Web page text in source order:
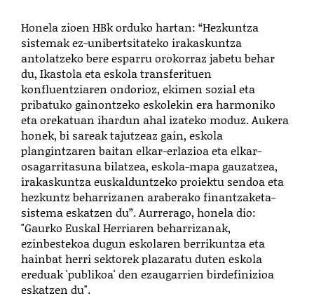
Honela zioen HBk orduko hartan: “Hezkuntza
sistemak ez-unibertsitateko irakaskuntza
antolatzeko bere esparru orokorraz jabetu behar
du, Ikastola eta eskola transferituen
konfluentziaren ondorioz, ekimen sozial eta
pribatuko gainontzeko eskolekin era harmoniko
eta orekatuan ihardun ahal izateko moduz. Aukera
honek, bi sareak tajutzeaz gain, eskola
plangintzaren baitan elkar-erlazioa eta elkar-
osagarritasuna bilatzea, eskola-mapa gauzatzea,
irakaskuntza euskalduntzeko proiektu sendoa eta
hezkuntz beharrizanen araberako finantzaketa-
sistema eskatzen du”. Aurrerago, honela dio:
"Gaurko Euskal Herriaren beharrizanak,
ezinbestekoa dugun eskolaren berrikuntza eta
hainbat herri sektorek plazaratu duten eskola
ereduak 'publikoa' den ezaugarrien birdefinizioa
eskatzen du".